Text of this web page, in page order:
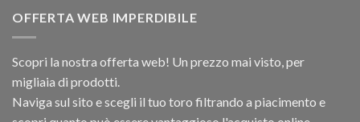
OFFERTA WEB IMPERDIBILE
Scopri la nostra offerta web! Un prezzo mai visto, per
migliaia di prodotti.
Naviga sul sito e scegli il tuo toro filtrando a piacimento e